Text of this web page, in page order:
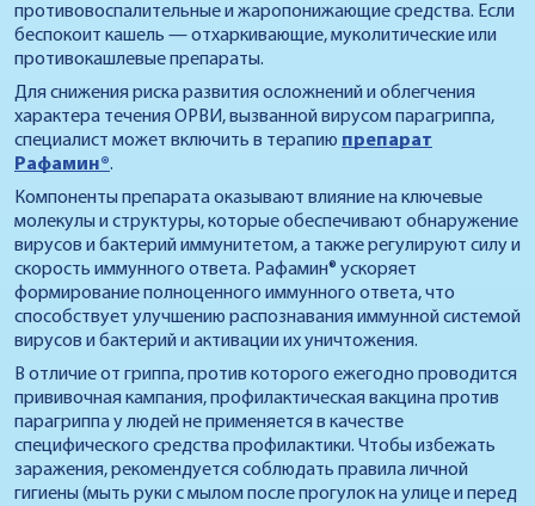
противовоспалительные и жаропонижающие средства. Если
беспокоит кашель — отхаркивающие, муколитические или
противокашлевые препараты.
Для снижения риска развития осложнений и облегчения
характера течения ОРВИ, вызванной вирусом парагриппа,
специалист может включить в терапию препарат
Рафамин®.
Компоненты препарата оказывают влияние на ключевые
молекулы и структуры, которые обеспечивают обнаружение
вирусов и бактерий иммунитетом, а также регулируют силу и
скорость иммунного ответа. Рафамин® ускоряет
формирование полноценного иммунного ответа, что
способствует улучшению распознавания иммунной системой
вирусов и бактерий и активации их уничтожения.
В отличие от гриппа, против которого ежегодно проводится
прививочная кампания, профилактическая вакцина против
парагриппа у людей не применяется в качестве
специфического средства профилактики. Чтобы избежать
заражения, рекомендуется соблюдать правила личной
гигиены (мыть руки с мылом после прогулок на улице и перед